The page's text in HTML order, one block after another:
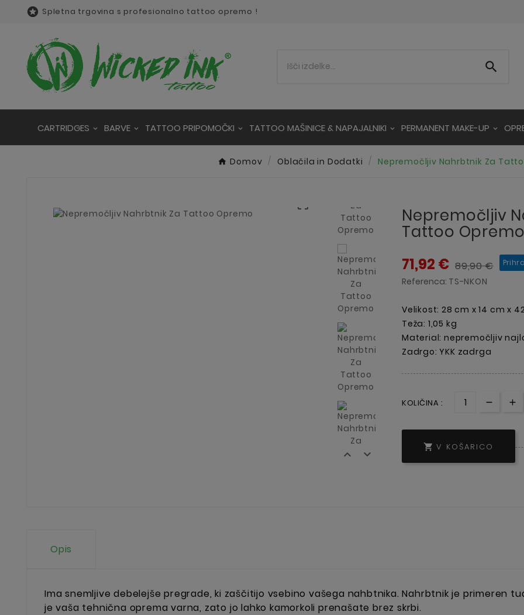
 Spletna trgovina s profesionalno tattoo opremo !

CARTRIDGES BARVE TATTOO PRIPOMOČKI TATTOO MAŠINICE & NAPAJALNIKI PERMANENT MAKE-UP
Domov Oblačila in Dodatki Nepremočljiv Nahrbtnik Za

 
Nepremočljiv
Tattoo Opremo
71,92 € 89,90 €
Referenca: TS-NKON
Velikost: 28 cm x 14 cm x
Teža: 1,05 kg
Material: nepremočljiv
Zadrgo: YKK zadrga
KOLIČINA :
 V KOŠARICO
Opis
Ima snemljive debelejše pregrade, ki zaščitijo vsebino vašega nahbtnika. Nahrbtnik je primeren
je vaša tehnična oprema varna, zato jo lahko kamorkoli prenašate brez skrbi.